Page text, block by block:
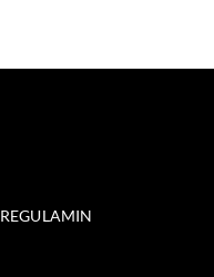
REGULAMIN